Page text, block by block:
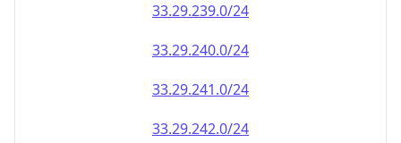
33.29.239.0/24
33.29.240.0/24
33.29.241.0/24
33.29.242.0/24